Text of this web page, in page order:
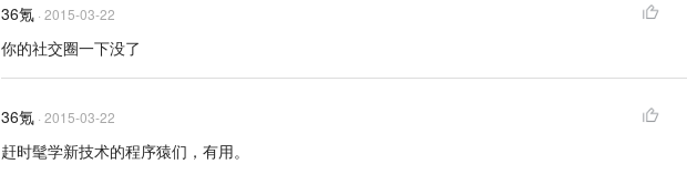
36氪 · 2015-03-22
你的社交圈一下没了
36氪 · 2015-03-22
赶时髦学新技术的程序猿们，有用。